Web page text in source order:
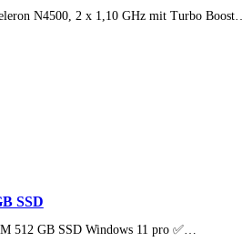
N4500, 2 x 1,10 GHz mit Turbo Boost…
SSD
512 GB SSD Windows 11 pro ✅…